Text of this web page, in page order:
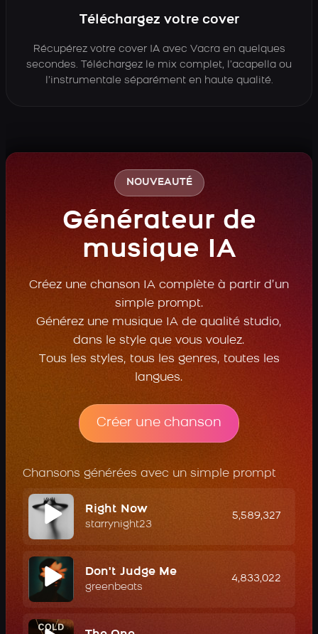
Téléchargez votre cover
Récupérez votre cover IA avec Vacra en quelques
secondes. Téléchargez le mix complet, l’acapella ou
l’instrumentale séparément en haute qualité.
NOUVEAUTÉ
Générateur de
musique IA
Créez une chanson IA complète à partir d’un
simple prompt.
Générez une musique IA de qualité studio,
dans le style que vous voulez.
Tous les styles, tous les genres, toutes les
langues.
Créer une chanson
Chansons générées avec un simple prompt
Right Now
starrynight23
5,589,327
Don't Judge Me
greenbeats
4,833,022